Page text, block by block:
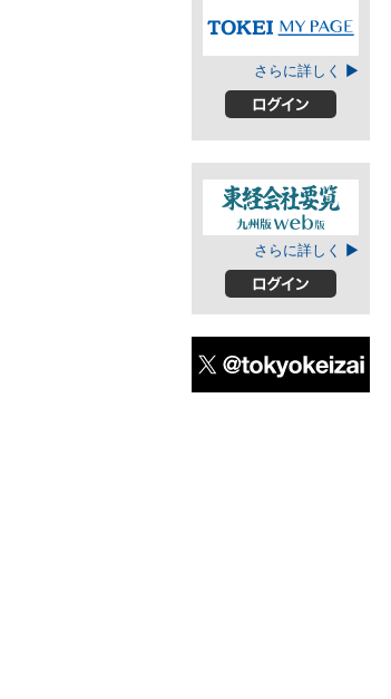
TOKEIマイページ
さらに詳しく ▶
東経会社要覧web
さらに詳しく ▶
ログイン